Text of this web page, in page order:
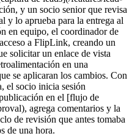
y un socio senior que revisa
lo aprueba para la entrega al
en equipo, el coordinador de
a FlipLink, creando un
solicitar un enlace de vista
en una
se aplicaran los cambios. Con
el socio inicia sesión
en el [flujo de
agrega comentarios y la
de revisión que antes tomaba
de una hora.